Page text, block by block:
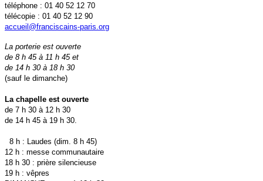
téléphone : 01 40 52 12 70
télécopie : 01 40 52 12 90
accueil@franciscains-paris.org
La porterie est ouverte
de 8 h 45 à 11 h 45 et
de 14 h 30 à 18 h 30
(sauf le dimanche)
La chapelle est ouverte
de 7 h 30 à 12 h 30
de 14 h 45 à 19 h 30.
8 h : Laudes (dim. 8 h 45)
12 h : messe communautaire
18 h 30 : prière silencieuse
19 h : vêpres